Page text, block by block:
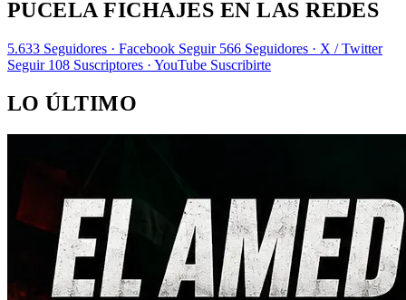
PUCELA FICHAJES EN LAS REDES
5.633 Seguidores · Facebook Seguir 566 Seguidores · X / Twitter
Seguir 108 Suscriptores · YouTube Suscribirte
LO ÚLTIMO